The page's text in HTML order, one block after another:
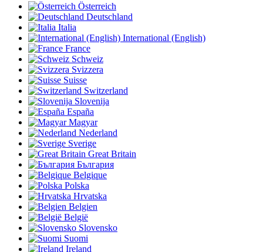
Österreich
Deutschland
Italia
International (English)
France
Schweiz
Svizzera
Suisse
Switzerland
Slovenija
España
Magyar
Nederland
Sverige
Great Britain
България
Belgique
Polska
Hrvatska
Belgien
België
Slovensko
Suomi
Ireland